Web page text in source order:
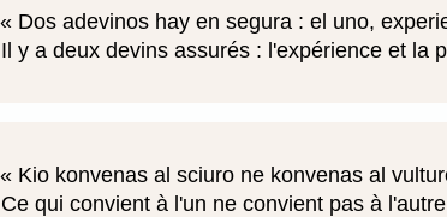
Dos adevinos hay en segura : el uno,
Il y a deux devins assurés : l'expérience et la
Kio konvenas al sciuro ne konvenas al
Ce qui convient à l'un ne convient pas à